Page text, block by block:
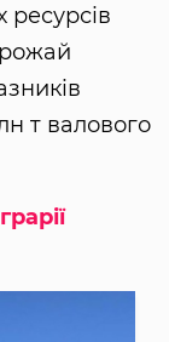
ресурсів
т валового